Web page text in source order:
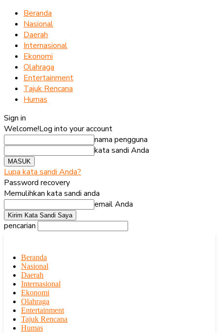
Beranda
Nasional
Daerah
Internasional
Ekonomi
Olahraga
Entertainment
Tajuk Rencana
Humas
Sign in
Welcome!Log into your account
nama pengguna
kata sandi Anda
Lupa kata sandi Anda?
Password recovery
Memulihkan kata sandi anda
email Anda
pencarian
Beranda
Nasional
Daerah
Internasional
Ekonomi
Olahraga
Entertainment
Tajuk Rencana
Humas